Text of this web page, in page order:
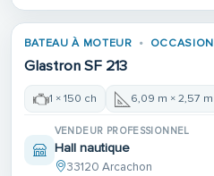
BATEAU À MOTEUR OCCASION
Glastron SF 213
1 × 150 ch 6,09 m × 2,57 m
VENDEUR PROFESSIONNEL
Hall nautique
33120 Arcachon